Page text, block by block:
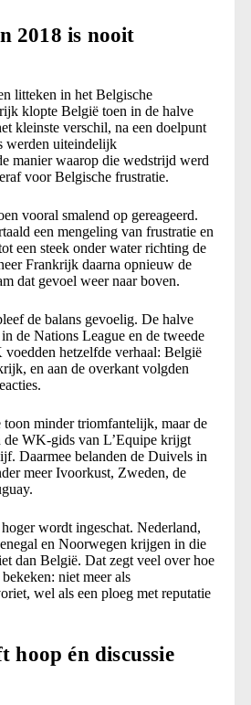
2018 is nooit
litteken in het Belgische
klopte België toen in de halve
kleinste verschil, na een doelpunt
werden uiteindelijk
manier waarop die wedstrijd werd
voor Belgische frustratie.
vooral smalend op gereageerd.
een mengeling van frustratie en
een steek onder water richting de
Frankrijk daarna opnieuw de
dat gevoel weer naar boven.
de balans gevoelig. De halve
de Nations League en de tweede
hetzelfde verhaal: België
en aan de overkant volgden
minder triomfantelijk, maar de
WK-gids van L’Equipe krijgt
Daarmee belanden de Duivels in
meer Ivoorkust, Zweden, de
wordt ingeschat. Nederland,
en Noorwegen krijgen in die
dan België. Dat zegt veel over hoe
niet meer als
wel als een ploeg met reputatie
hoop én discussie